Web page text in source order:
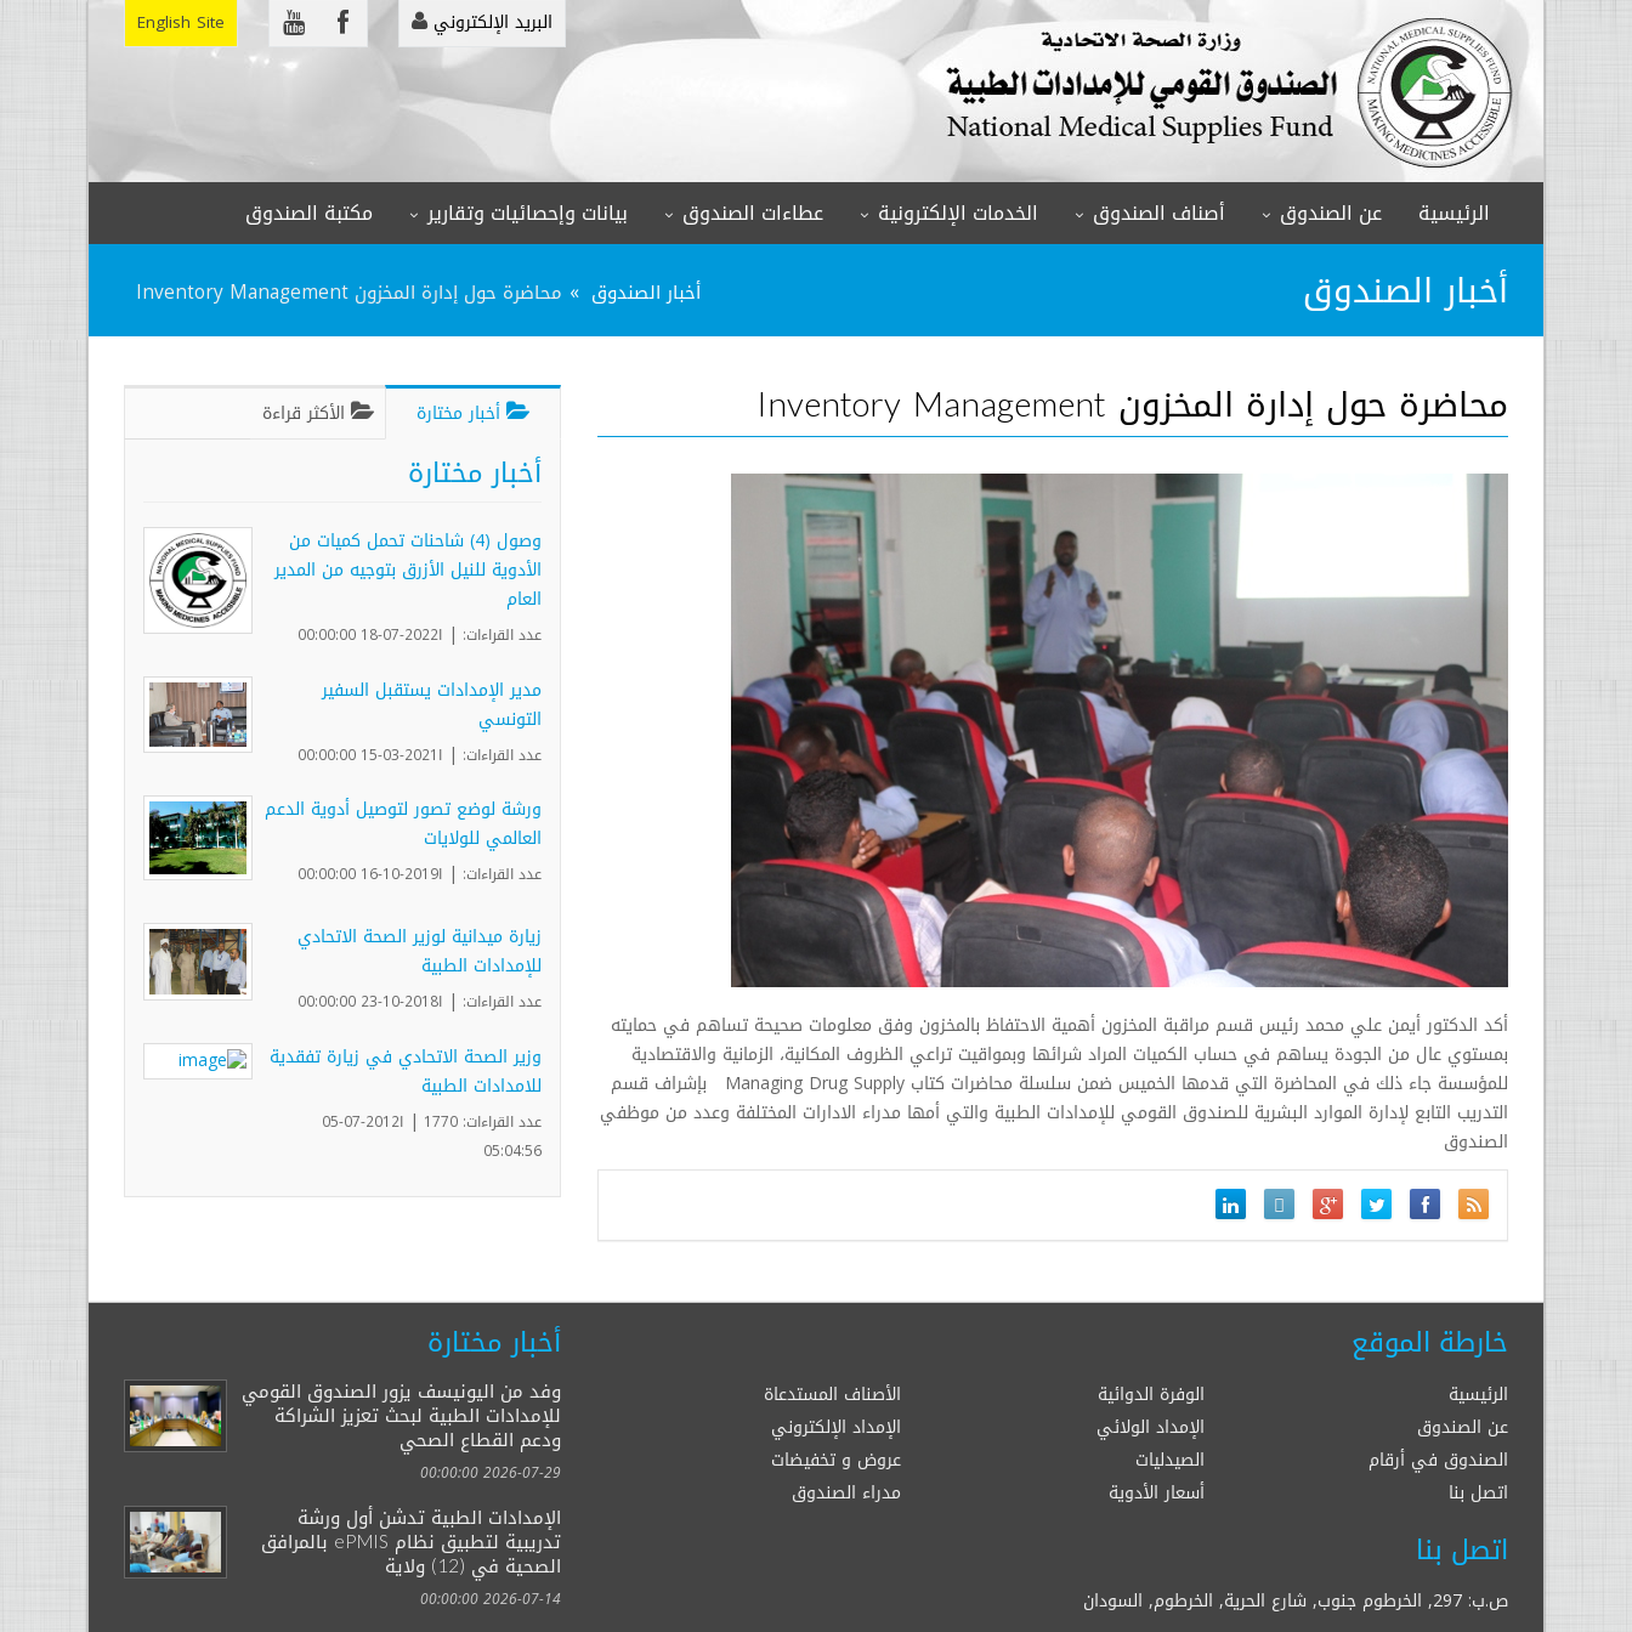
English Site البريد الإلكتروني
الرئيسية عن الصندوق أصناف الصندوق الخدمات الإلكترونية عطاءات الصندوق بيانات وإحصائيات وتقارير مكتبة الصندوق
أخبار الصندوق أخبار الصندوق محاضرة حول إدارة المخزون Inventory Management
محاضرة حول إدارة المخزون Inventory Management
أكد الدكتور أيمن علي محمد رئيس قسم مراقبة المخزون أهمية الاحتفاظ بالمخزون وفق معلومات صحيحة تساهم في حمايته
بمستوي عال من الجودة يساهم في حساب الكميات المراد شرائها وبمواقيت تراعي الظروف المكانية، الزمانية والاقتصادية
للمؤسسة جاء ذلك في المحاضرة التي قدمها الخميس ضمن سلسلة محاضرات كتاب Managing Drug Supply
بإشراف قسم
التدريب التابع لإدارة الموارد البشرية للصندوق القومي للإمدادات الطبية والتي أمها مدراء الادارات المختلفة وعدد من موظفي
الصندوق
أخبار مختارة الأكثر قراءة
أخبار مختارة
وصول (4) شاحنات تحمل كميات من
الأدوية للنيل الأزرق بتوجيه من المدير
العام
عدد القراءات: | ا2022-07-18 00:00:00
مدير الإمدادات يستقبل السفير
التونسي
عدد القراءات: | ا2021-03-15 00:00:00
ورشة لوضع تصور لتوصيل أدوية الدعم
العالمي للولايات
عدد القراءات: | ا2019-10-16 00:00:00
زيارة ميدانية لوزير الصحة الاتحادي
للإمدادات الطبية
عدد القراءات: | ا2018-10-23 00:00:00
وزير الصحة الاتحادي في زيارة تفقدية
للامدادات الطبية
عدد القراءات: 1770 |
ا2012-07-05
05:04:56
خارطة الموقع
الرئيسية الوفرة الدوائية
الأصناف المستدعاة
عن الصندوق
الإمداد الولائي
الإمداد الإلكتروني
الصندوق في أرقام
الصيدليات
عروض و تخفيضات
اتصل بنا
أسعار الأدوية مدراء الصندوق
اتصل بنا
ص.ب: 297, الخرطوم جنوب, شارع الحرية, الخرطوم, السودان
أخبار مختارة
وفد من اليونيسف يزور الصندوق القومي
للإمدادات الطبية لبحث تعزيز الشراكة
ودعم القطاع الصحي
2026-07-29 00:00:00
الإمدادات الطبية تدشن أول ورشة
تدريبية لتطبيق نظام ePMIS بالمرافق
الصحية في (12) ولاية
2026-07-14 00:00:00